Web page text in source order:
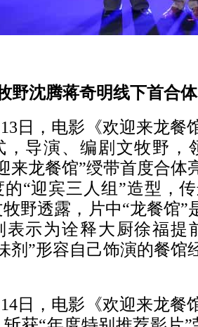
野沈腾蒋奇明线下首合
日，电影《欢迎来龙餐
，导演、编剧文牧野，
来龙餐馆”绶带首度合体
的“迎宾三人组”造型，
牧野透露，片中“龙餐馆
表示为诠释大厨徐福提
剂”形容自己饰演的餐
日，电影《欢迎来龙餐